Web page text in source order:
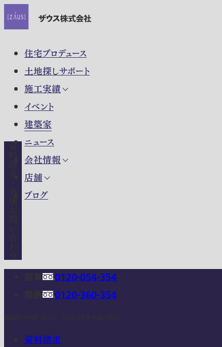
住宅プロデュース
土地探しサポート
施工実績
イベント
建築家
ニュース
会社情報
店舗
ブログ
0120-054-354
0120-360-354
資料請求